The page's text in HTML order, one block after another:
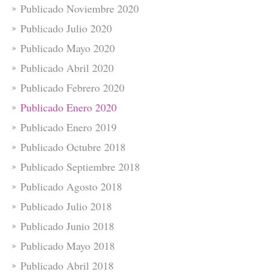
Publicado Noviembre 2020
Publicado Julio 2020
Publicado Mayo 2020
Publicado Abril 2020
Publicado Febrero 2020
Publicado Enero 2020
Publicado Enero 2019
Publicado Octubre 2018
Publicado Septiembre 2018
Publicado Agosto 2018
Publicado Julio 2018
Publicado Junio 2018
Publicado Mayo 2018
Publicado Abril 2018